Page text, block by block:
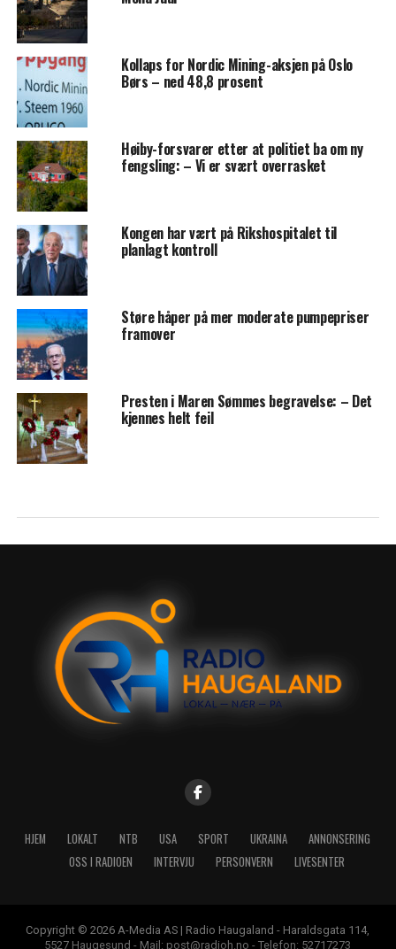
Kollaps for Nordic Mining-aksjen på Oslo
Børs – ned 48,8 prosent
Høiby-forsvarer etter at politiet ba om ny
fengsling: – Vi er svært overrasket
Kongen har vært på Rikshospitalet til
planlagt kontroll
Støre håper på mer moderate pumpepriser
framover
Presten i Maren Sømmes begravelse: – Det
kjennes helt feil
HJEM LOKALT NTB USA SPORT UKRAINA
ANNONSERING
OSS I RADIOEN
INTERVJU PERSONVERN LIVESENTER
Copyright © 2026 A-Media AS | Radio Haugaland - Haraldsgata 114,
5527 Haugesund - Mail: post@radioh.no - Telefon: 52717273